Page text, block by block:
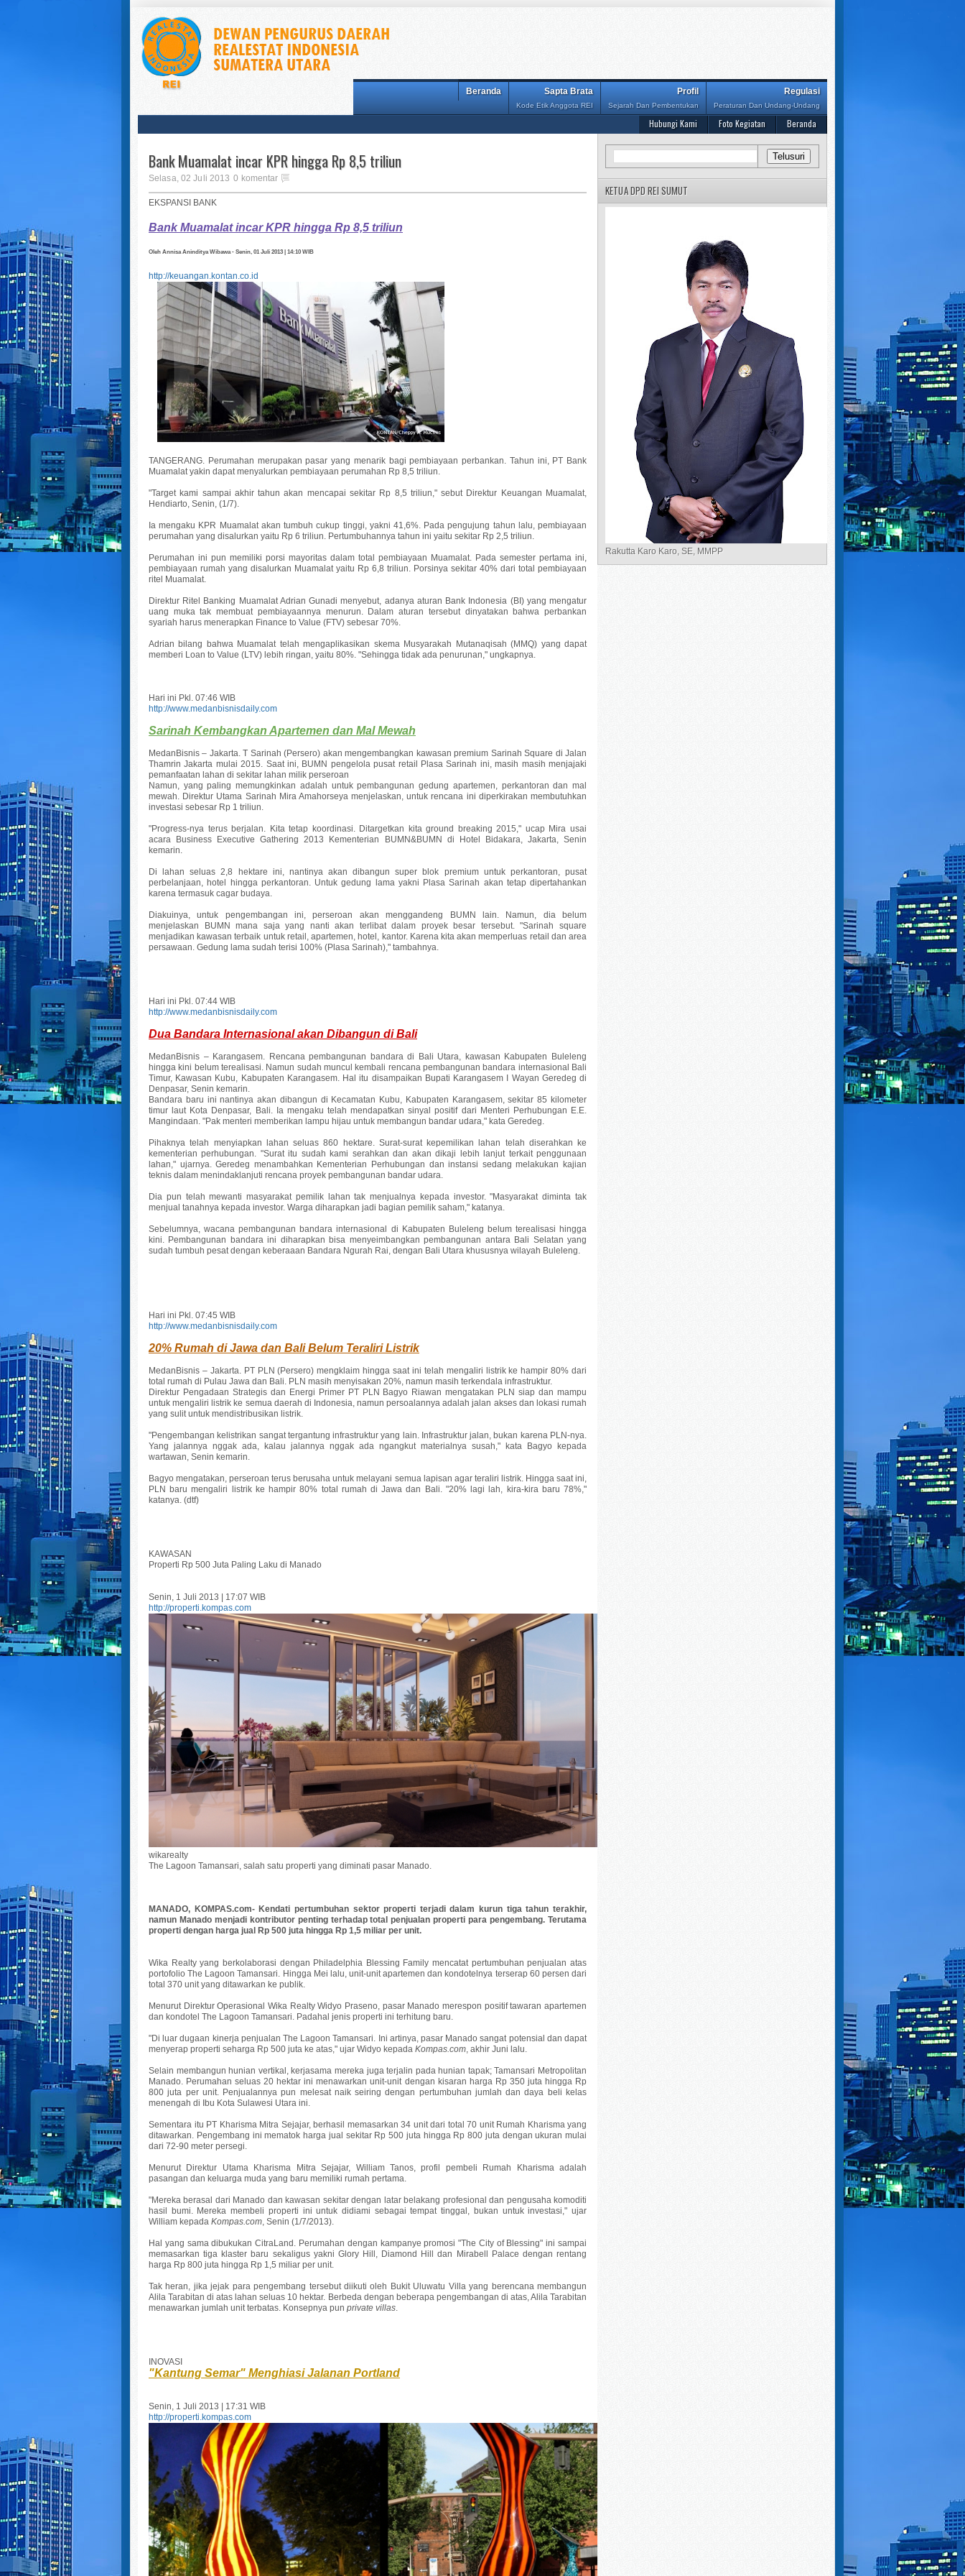
Regulasi
Peraturan Dan Undang-Undang
Profil
Sejarah Dan Pembentukan
Sapta Brata
Kode Etik Anggota REI
Beranda
Beranda
Foto Kegiatan
Hubungi Kami
Bank Muamalat incar KPR hingga Rp 8,5 triliun
Selasa, 02 Juli 2013 0 komentar
EKSPANSI BANK
Bank Muamalat incar KPR hingga Rp 8,5 triliun
Oleh Annisa Aninditya Wibawa - Senin, 01 Juli 2013 | 14:10 WIB
http://keuangan.kontan.co.id
TANGERANG. Perumahan merupakan pasar yang menarik bagi pembiayaan perbankan. Tahun ini, PT Bank
Muamalat yakin dapat menyalurkan pembiayaan perumahan Rp 8,5 triliun.
"Target kami sampai akhir tahun akan mencapai sekitar Rp 8,5 triliun," sebut Direktur Keuangan Muamalat,
Hendiarto, Senin, (1/7).
Ia mengaku KPR Muamalat akan tumbuh cukup tinggi, yakni 41,6%. Pada pengujung tahun lalu, pembiayaan
perumahan yang disalurkan yaitu Rp 6 triliun. Pertumbuhannya tahun ini yaitu sekitar Rp 2,5 triliun.
Perumahan ini pun memiliki porsi mayoritas dalam total pembiayaan Muamalat. Pada semester pertama ini,
pembiayaan rumah yang disalurkan Muamalat yaitu Rp 6,8 triliun. Porsinya sekitar 40% dari total pembiayaan
ritel Muamalat.
Direktur Ritel Banking Muamalat Adrian Gunadi menyebut, adanya aturan Bank Indonesia (BI) yang mengatur
uang muka tak membuat pembiayaannya menurun. Dalam aturan tersebut dinyatakan bahwa perbankan
syariah harus menerapkan Finance to Value (FTV) sebesar 70%.
Adrian bilang bahwa Muamalat telah mengaplikasikan skema Musyarakah Mutanaqisah (MMQ) yang dapat
memberi Loan to Value (LTV) lebih ringan, yaitu 80%. "Sehingga tidak ada penurunan," ungkapnya.
Hari ini Pkl. 07:46 WIB
http://www.medanbisnisdaily.com
Sarinah Kembangkan Apartemen dan Mal Mewah
MedanBisnis – Jakarta. T Sarinah (Persero) akan mengembangkan kawasan premium Sarinah Square di Jalan
Thamrin Jakarta mulai 2015. Saat ini, BUMN pengelola pusat retail Plasa Sarinah ini, masih masih menjajaki
pemanfaatan lahan di sekitar lahan milik perseroan
Namun, yang paling memungkinkan adalah untuk pembangunan gedung apartemen, perkantoran dan mal
mewah. Direktur Utama Sarinah Mira Amahorseya menjelaskan, untuk rencana ini diperkirakan membutuhkan
investasi sebesar Rp 1 triliun.
"Progress-nya terus berjalan. Kita tetap koordinasi. Ditargetkan kita ground breaking 2015," ucap Mira usai
acara Business Executive Gathering 2013 Kementerian BUMN&BUMN di Hotel Bidakara, Jakarta, Senin
kemarin.
Di lahan seluas 2,8 hektare ini, nantinya akan dibangun super blok premium untuk perkantoran, pusat
perbelanjaan, hotel hingga perkantoran. Untuk gedung lama yakni Plasa Sarinah akan tetap dipertahankan
karena termasuk cagar budaya.
Diakuinya, untuk pengembangan ini, perseroan akan menggandeng BUMN lain. Namun, dia belum
menjelaskan BUMN mana saja yang nanti akan terlibat dalam proyek besar tersebut. "Sarinah square
menjadikan kawasan terbaik untuk retail, apartemen, hotel, kantor. Karena kita akan memperluas retail dan area
persawaan. Gedung lama sudah terisi 100% (Plasa Sarinah)," tambahnya.
Hari ini Pkl. 07:44 WIB
http://www.medanbisnisdaily.com
Dua Bandara Internasional akan Dibangun di Bali
MedanBisnis – Karangasem. Rencana pembangunan bandara di Bali Utara, kawasan Kabupaten Buleleng
hingga kini belum terealisasi. Namun sudah muncul kembali rencana pembangunan bandara internasional Bali
Timur, Kawasan Kubu, Kabupaten Karangasem. Hal itu disampaikan Bupati Karangasem I Wayan Geredeg di
Denpasar, Senin kemarin.
Bandara baru ini nantinya akan dibangun di Kecamatan Kubu, Kabupaten Karangasem, sekitar 85 kilometer
timur laut Kota Denpasar, Bali. Ia mengaku telah mendapatkan sinyal positif dari Menteri Perhubungan E.E.
Mangindaan. "Pak menteri memberikan lampu hijau untuk membangun bandar udara," kata Geredeg.
Pihaknya telah menyiapkan lahan seluas 860 hektare. Surat-surat kepemilikan lahan telah diserahkan ke
kementerian perhubungan. "Surat itu sudah kami serahkan dan akan dikaji lebih lanjut terkait penggunaan
lahan," ujarnya. Geredeg menambahkan Kementerian Perhubungan dan instansi sedang melakukan kajian
teknis dalam menindaklanjuti rencana proyek pembangunan bandar udara.
Dia pun telah mewanti masyarakat pemilik lahan tak menjualnya kepada investor. "Masyarakat diminta tak
menjual tanahnya kepada investor. Warga diharapkan jadi bagian pemilik saham," katanya.
Sebelumnya, wacana pembangunan bandara internasional di Kabupaten Buleleng belum terealisasi hingga
kini. Pembangunan bandara ini diharapkan bisa menyeimbangkan pembangunan antara Bali Selatan yang
sudah tumbuh pesat dengan keberaaan Bandara Ngurah Rai, dengan Bali Utara khususnya wilayah Buleleng.
Hari ini Pkl. 07:45 WIB
http://www.medanbisnisdaily.com
20% Rumah di Jawa dan Bali Belum Teraliri Listrik
MedanBisnis – Jakarta. PT PLN (Persero) mengklaim hingga saat ini telah mengaliri listrik ke hampir 80% dari
total rumah di Pulau Jawa dan Bali. PLN masih menyisakan 20%, namun masih terkendala infrastruktur.
Direktur Pengadaan Strategis dan Energi Primer PT PLN Bagyo Riawan mengatakan PLN siap dan mampu
untuk mengaliri listrik ke semua daerah di Indonesia, namun persoalannya adalah jalan akses dan lokasi rumah
yang sulit untuk mendistribusikan listrik.
"Pengembangan kelistrikan sangat tergantung infrastruktur yang lain. Infrastruktur jalan, bukan karena PLN-nya.
Yang jalannya nggak ada, kalau jalannya nggak ada ngangkut materialnya susah," kata Bagyo kepada
wartawan, Senin kemarin.
Bagyo mengatakan, perseroan terus berusaha untuk melayani semua lapisan agar teraliri listrik. Hingga saat ini,
PLN baru mengaliri listrik ke hampir 80% total rumah di Jawa dan Bali. "20% lagi lah, kira-kira baru 78%,"
katanya. (dtf)
KAWASAN
Properti Rp 500 Juta Paling Laku di Manado
Senin, 1 Juli 2013 | 17:07 WIB
http://properti.kompas.com
wikarealty
The Lagoon Tamansari, salah satu properti yang diminati pasar Manado.
MANADO, KOMPAS.com-Kendati pertumbuhan sektor properti terjadi dalam kurun tiga tahun terakhir,
namun Manado menjadi kontributor penting terhadap total penjualan properti para pengembang. Terutama
properti dengan harga jual Rp 500 juta hingga Rp 1,5 miliar per unit.
Wika Realty yang berkolaborasi dengan Philadelphia Blessing Family mencatat pertumbuhan penjualan atas
portofolio The Lagoon Tamansari. Hingga Mei lalu, unit-unit apartemen dan kondotelnya terserap 60 persen dari
total 370 unit yang ditawarkan ke publik.
Menurut Direktur Operasional Wika Realty Widyo Praseno, pasar Manado merespon positif tawaran apartemen
dan kondotel The Lagoon Tamansari. Padahal jenis properti ini terhitung baru.
"Di luar dugaan kinerja penjualan The Lagoon Tamansari. Ini artinya, pasar Manado sangat potensial dan dapat
menyerap properti seharga Rp 500 juta ke atas," ujar Widyo kepada Kompas.com , akhir Juni lalu.
Selain membangun hunian vertikal, kerjasama mereka juga terjalin pada hunian tapak; Tamansari Metropolitan
Manado. Perumahan seluas 20 hektar ini menawarkan unit-unit dengan kisaran harga Rp 350 juta hingga Rp
800 juta per unit. Penjualannya pun melesat naik seiring dengan pertumbuhan jumlah dan daya beli kelas
menengah di Ibu Kota Sulawesi Utara ini.
Sementara itu PT Kharisma Mitra Sejajar, berhasil memasarkan 34 unit dari total 70 unit Rumah Kharisma yang
ditawarkan. Pengembang ini mematok harga jual sekitar Rp 500 juta hingga Rp 800 juta dengan ukuran mulai
dari 72-90 meter persegi.
Menurut Direktur Utama Kharisma Mitra Sejajar, William Tanos, profil pembeli Rumah Kharisma adalah
pasangan dan keluarga muda yang baru memiliki rumah pertama.
"Mereka berasal dari Manado dan kawasan sekitar dengan latar belakang profesional dan pengusaha komoditi
hasil bumi. Mereka membeli properti ini untuk didiami sebagai tempat tinggal, bukan untuk investasi," ujar
William kepada Kompas.com , Senin (1/7/2013).
Hal yang sama dibukukan CitraLand. Perumahan dengan kampanye promosi "The City of Blessing" ini sampai
memasarkan tiga klaster baru sekaligus yakni Glory Hill, Diamond Hill dan Mirabell Palace dengan rentang
harga Rp 800 juta hingga Rp 1,5 miliar per unit.
Tak heran, jika jejak para pengembang tersebut diikuti oleh Bukit Uluwatu Villa yang berencana membangun
Alila Tarabitan di atas lahan seluas 10 hektar. Berbeda dengan beberapa pengembangan di atas, Alila Tarabitan
menawarkan jumlah unit terbatas. Konsepnya pun private villas
INOVASI
"Kantung Semar" Menghiasi Jalanan Portland
Senin, 1 Juli 2013 | 17:31 WIB
http://properti.kompas.com
KETUA DPD REI SUMUT
Rakutta Karo Karo, SE, MMPP